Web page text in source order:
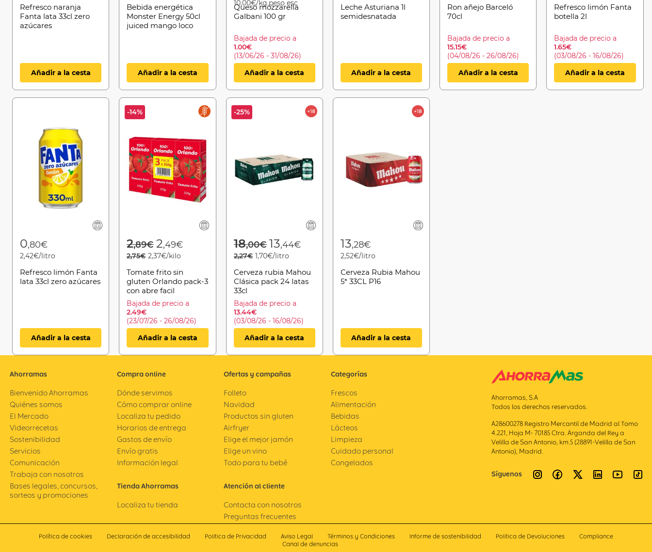
Refresco naranja
Fanta lata 33cl zero
azúcares
Añadir a la cesta
Bebida energética
Monster Energy 50cl
juiced mango loco
Añadir a la cesta
10,00€/kg.peso esc
Queso mozzarella
Galbani 100 gr
Bajada de precio a
1.00€
(13/06/26 - 31/08/26)
Añadir a la cesta
Leche Asturiana 1l
semidesnatada
Añadir a la cesta
Ron añejo Barceló
70cl
Bajada de precio a
15.15€
(04/08/26 - 26/08/26)
Añadir a la cesta
Refresco limón Fanta
botella 2l
Bajada de precio a
1.65€
(03/08/26 - 16/08/26)
Añadir a la cesta
0,80€
2,42€/litro
Refresco limón Fanta
lata 33cl zero azúcares
Añadir a la cesta
-14%
Price reduced from
2,89€to
2,49€
2,75€ 2,37€/kilo
Tomate frito sin
gluten Orlando pack-3
con abre facil
Bajada de precio a
2.49€
(23/07/26 - 26/08/26)
Añadir a la cesta
-25%
Price reduced from
18,00€to
13,44€
2,27€ 1,70€/litro
Cerveza rubia Mahou
Clásica pack 24 latas
33cl
Bajada de precio a
13.44€
(03/08/26 - 16/08/26)
Añadir a la cesta
13,28€
2,52€/litro
Cerveza Rubia Mahou
5* 33CL P16
Añadir a la cesta
Ahorramas
Bienvenido Ahorramas
Quiénes somos
El Mercado
Videorrecetas
Sostenibilidad
Servicios
Comunicación
Trabaja con nosotros
Bases legales, concursos,
sorteos y promociones
Compra online
Dónde servimos
Cómo comprar online
Localiza tu pedido
Horarios de entrega
Gastos de envío
Envío gratis
Información legal
Tienda Ahorramas
Localiza tu tienda
Ofertas y campañas
Folleto
Navidad
Productos sin gluten
Airfryer
Elige el mejor jamón
Elige un vino
Todo para tu bebé
Atención al cliente
Contacta con nosotros
Preguntas frecuentes
Categorías
Frescos
Alimentación
Bebidas
Lácteos
Limpieza
Cuidado personal
Congelados
Ahorramas, S.A
Todos los derechos reservados.
A28600278 Registro Mercantil de Madrid al Tomo
4.221, Hoja M- 70185 Ctra. Arganda del Rey a
Velilla de San Antonio, km.5 (28891-Velilla de San
Antonio), Madrid.
Síguenos
Política de cookies Declaración de accesibilidad Politica de Privacidad Aviso Legal Términos y Condiciones Informe de sostenibilidad Politica de Devoluciones
Compliance
Canal de denuncias